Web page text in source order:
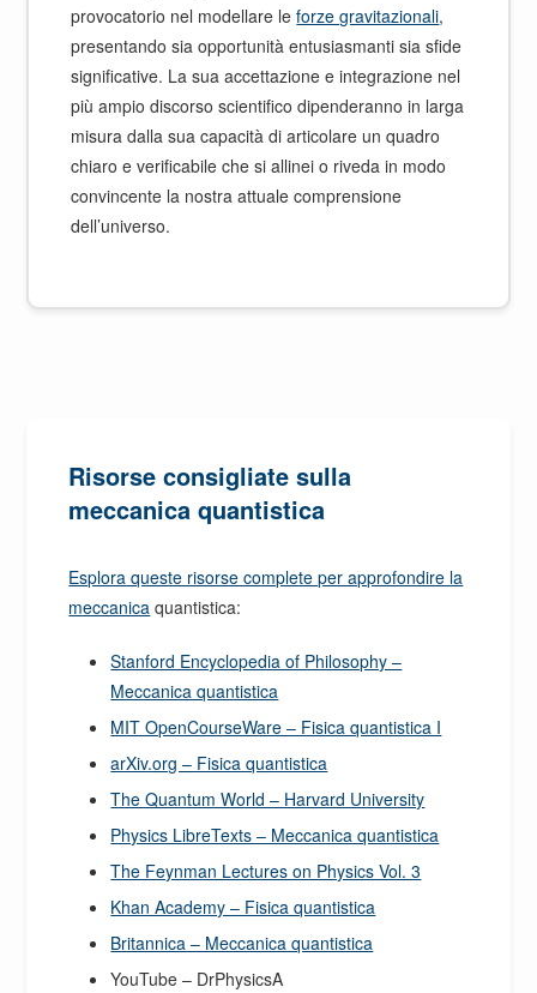
provocatorio nel modellare leforze gravitazionali,
presentando sia opportunità entusiasmanti sia sfide
significative. La sua accettazione e integrazione nel
più ampio discorso scientifico dipenderanno in larga
misura dalla sua capacità di articolare un quadro
chiaro e verificabile che si allinei o riveda in modo
convincente la nostra attuale comprensione
dell’universo.
Risorse consigliate sulla
meccanica quantistica
Esplora queste risorse complete per approfondire la
meccanica quantistica:
Stanford Encyclopedia of Philosophy –
Meccanica quantistica
MIT OpenCourseWare – Fisica quantistica I
arXiv.org – Fisica quantistica
The Quantum World – Harvard University
Physics LibreTexts – Meccanica quantistica
The Feynman Lectures on Physics Vol. 3
Khan Academy – Fisica quantistica
Britannica – Meccanica quantistica
YouTube – DrPhysicsA